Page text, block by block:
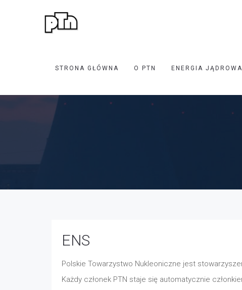
STRONA GŁÓWNA O PTN ENERGIA
ENS
Polskie Towarzystwo Nukleoniczne jest
Każdy członek PTN staje się automatycznie